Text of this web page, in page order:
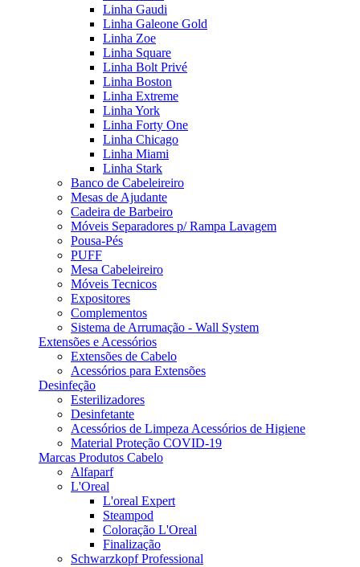
Linha Gaudi
Linha Galeone Gold
Linha Zoe
Linha Square
Linha Bolt Privé
Linha Boston
Linha Extreme
Linha York
Linha Forty One
Linha Chicago
Linha Miami
Linha Stark
Banco de Cabeleireiro
Mesas de Ajudante
Cadeira de Barbeiro
Móveis Separadores p/ Rampa Lavagem
Pousa-Pés
PUFF
Mesa Cabeleireiro
Móveis Tecnicos
Expositores
Complementos
Sistema de Arrumação - Wall System
Extensões e Acessórios
Extensões de Cabelo
Acessórios para Extensões
Desinfeção
Esterilizadores
Desinfetante
Acessórios de Limpeza Acessórios de Higiene
Material Proteção COVID-19
Marcas Produtos Cabelo
Alfaparf
L'Oreal
L'oreal Expert
Steampod
Coloração L'Oreal
Finalização
Schwarzkopf Professional